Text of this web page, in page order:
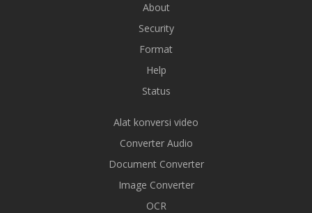
About
Security
Format
Help
Status
Alat konversi video
Converter Audio
Document Converter
Image Converter
OCR